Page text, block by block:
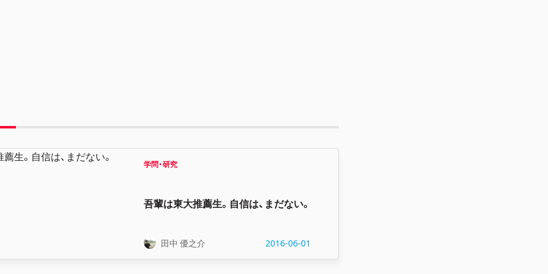
学問・研究
吾輩は東大推薦生。自信は、まだない。
田中 優之介 2016-06-01